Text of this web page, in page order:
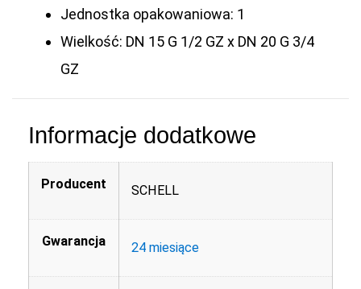
Jednostka opakowaniowa: 1
Wielkość: DN 15 G 1/2 GZ x DN 20 G 3/4
GZ
Informacje dodatkowe
Producent SCHELL
Gwarancja 24 miesiące